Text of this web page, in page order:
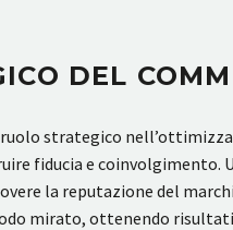
DEL
strategico
fiducia e
la reputazione del
mirato, ottenendo risultati